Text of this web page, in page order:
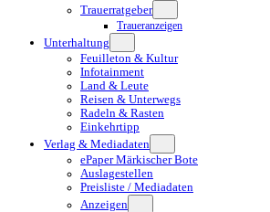
Trauerratgeber
Traueranzeigen
Unterhaltung
Feuilleton & Kultur
Infotainment
Land & Leute
Reisen & Unterwegs
Radeln & Rasten
Einkehrtipp
Verlag & Mediadaten
ePaper Märkischer Bote
Auslagestellen
Preisliste / Mediadaten
Anzeigen